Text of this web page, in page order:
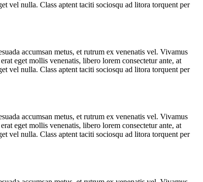
vel nulla. Class aptent taciti sociosqu ad litora torquent per
accumsan metus, et rutrum ex venenatis vel. Vivamus
eget mollis venenatis, libero lorem consectetur ante, at
vel nulla. Class aptent taciti sociosqu ad litora torquent per
accumsan metus, et rutrum ex venenatis vel. Vivamus
eget mollis venenatis, libero lorem consectetur ante, at
vel nulla. Class aptent taciti sociosqu ad litora torquent per